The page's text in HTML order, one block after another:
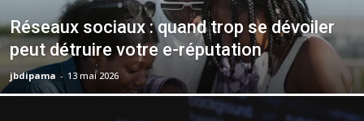
Réseaux sociaux : quand trop se dévoiler
peut détruire votre e-réputation
jbdipama - 13 mai 2026